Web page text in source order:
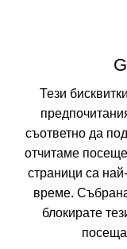
AEGLI HOTEL
KERKYRA AREA,
(от 0
Тези
съответно да
отчитаме
страници са
време.
блокирате